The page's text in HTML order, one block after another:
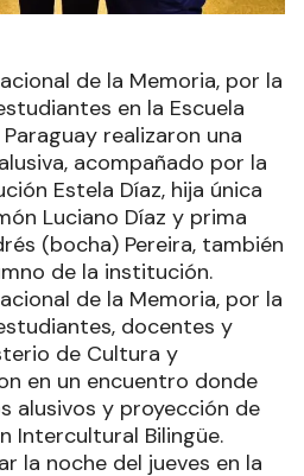
de la Memoria, por la
en la Escuela
realizaron una
acompañado por la
Estela Díaz, hija única
Luciano Díaz y prima
(bocha) Pereira, también
de la institución.
de la Memoria, por la
docentes y
de Cultura y
en un encuentro donde
alusivos y proyección de
Intercultural Bilingüe.
la noche del jueves en la